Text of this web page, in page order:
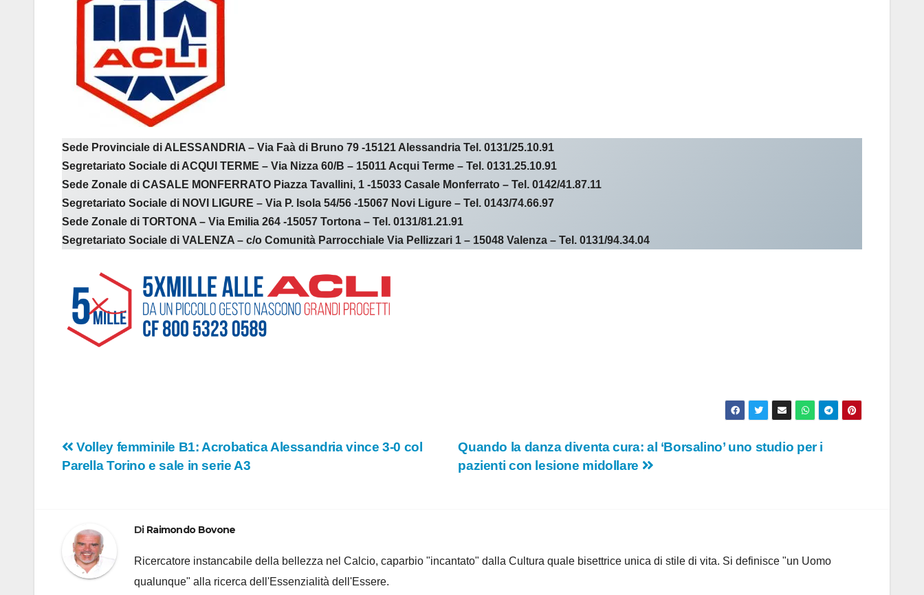
Sede Provinciale di ALESSANDRIA – Via Faà di Bruno 79 -15121 Alessandria Tel. 0131/25.10.91
Segretariato Sociale di ACQUI TERME – Via Nizza 60/B – 15011 Acqui Terme – Tel. 0131.25.10.91
Sede Zonale di CASALE MONFERRATO Piazza Tavallini, 1 -15033 Casale Monferrato – Tel. 0142/41.87.11
Segretariato Sociale di NOVI LIGURE – Via P. Isola 54/56 -15067 Novi Ligure – Tel. 0143/74.66.97
Sede Zonale di TORTONA – Via Emilia 264 -15057 Tortona – Tel. 0131/81.21.91
Segretariato Sociale di VALENZA – c/o Comunità Parrocchiale Via Pellizzari 1 – 15048 Valenza – Tel. 0131/94.34.04
Navigazione
Quando la danza diventa cura: al ‘Borsalino’ uno studio per i
pazienti con lesione midollare
Volley femminile B1: Acrobatica Alessandria vince 3-0 col
Parella Torino e sale in serie A3
Di Raimondo Bovone
Ricercatore instancabile della bellezza nel Calcio, caparbio "incantato" dalla Cultura quale bisettrice unica di stile di vita. Si definisce "un Uomo
qualunque" alla ricerca dell'Essenzialità dell'Essere.